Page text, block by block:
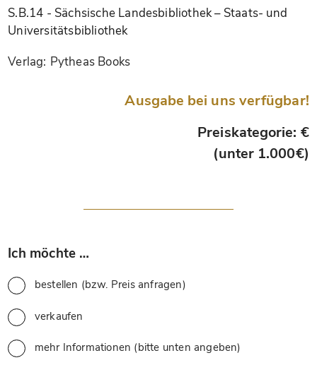
S.B.14 - Sächsische Landesbibliothek – Staats- und
Universitätsbibliothek
Verlag: Pytheas Books
Ausgabe bei uns verfügbar!
Preiskategorie: €
(unter 1.000€)
Ich möchte …
bestellen (bzw. Preis anfragen)
verkaufen
mehr Informationen (bitte unten angeben)